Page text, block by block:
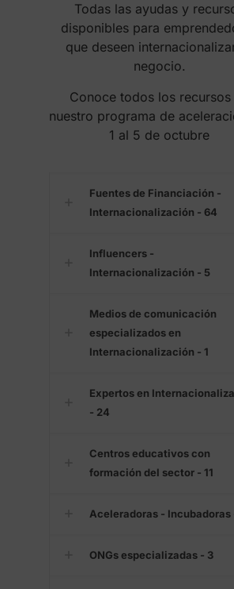
Todas las ayudas y
disponibles para
que deseen
negocio.
Conoce todos los recursos
nuestro programa de
1 al 5 de octubre
Fuentes de Financiación -
Internacionalización - 64
Influencers -
Internacionalización - 5
Medios de comunicación
especializados en
Internacionalización - 1
Expertos en
- 24
Centros educativos con
formación del sector - 11
Aceleradoras - Incubadoras
ONGs especializadas - 3